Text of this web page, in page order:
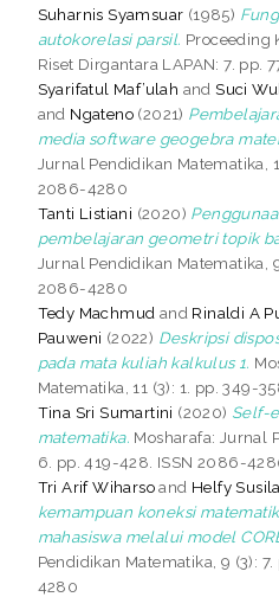
Suharnis Syamsuar (1985)
autokorelasi parsil. Proceeding
Riset Dirgantara LAPAN: 7. pp.
Syarifatul Maf’ulah andSuci
and Ngateno (2021)
media software geogebra
Jurnal Pendidikan Matematika,
2086-4280
Tanti Listiani (2020)
pembelajaran geometri topik
Jurnal Pendidikan Matematika,
2086-4280
Tedy Machmud and Rinaldi A
Pauweni (2022) Deskripsi
pada mata kuliah kalkulus 1.
Matematika, 11 (3): 1. pp. 349-
Tina Sri Sumartini (2020) Self-
matematika. Mosharafa: Jurnal
6. pp. 419-428. ISSN 2086-
Tri Arif Wiharsoand Helfy
kemampuan koneksi
mahasiswa melalui model
Pendidikan Matematika, 9 (3):
4280